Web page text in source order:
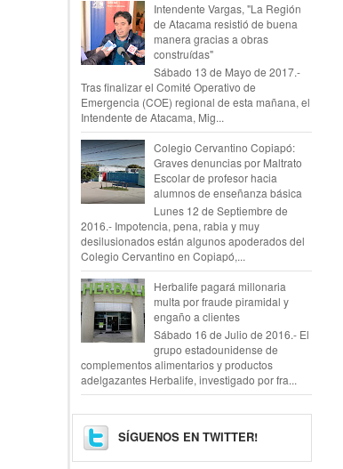
Intendente Vargas, "La Región
de Atacama resistió de buena
manera gracias a obras
construídas"
Sábado 13 de Mayo de 2017.-
Tras finalizar el Comité Operativo de
Emergencia (COE) regional de esta mañana, el
Intendente de Atacama, Mig...
Colegio Cervantino Copiapó:
Graves denuncias por Maltrato
Escolar de profesor hacia
alumnos de enseñanza básica
Lunes 12 de Septiembre de
2016.- Impotencia, pena, rabia y muy
desilusionados están algunos apoderados del
Colegio Cervantino en Copiapó,...
Herbalife pagará millonaria
multa por fraude piramidal y
engaño a clientes
Sábado 16 de Julio de 2016.- El
grupo estadounidense de
complementos alimentarios y productos
adelgazantes Herbalife, investigado por fra...
SÍGUENOS EN TWITTER!